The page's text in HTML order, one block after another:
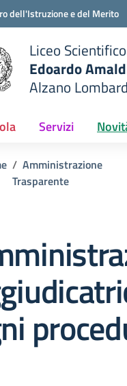
dell'Istruzione e del Merito
Liceo
Edoardo
Alzano
Servizi
Amministrazione
Trasparente